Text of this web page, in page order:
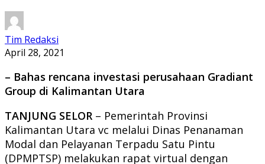
Tim Redaksi
April 28, 2021
– Bahas rencana investasi perusahaan Gradiant
Group di Kalimantan Utara
TANJUNG SELOR – Pemerintah Provinsi
Kalimantan Utara vc melalui Dinas Penanaman
Modal dan Pelayanan Terpadu Satu Pintu
(DPMPTSP) melakukan rapat virtual dengan